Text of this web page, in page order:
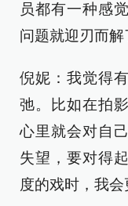
员都有一种感
问题就迎刃而
倪妮：我觉得
弛。比如在拍
心里就会对自
失望，要对得
度的戏时，我会